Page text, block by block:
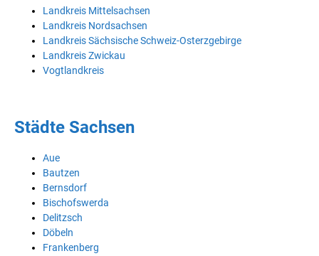
Landkreis Mittelsachsen
Landkreis Nordsachsen
Landkreis Sächsische Schweiz-Osterzgebirge
Landkreis Zwickau
Vogtlandkreis
Städte Sachsen
Aue
Bautzen
Bernsdorf
Bischofswerda
Delitzsch
Döbeln
Frankenberg